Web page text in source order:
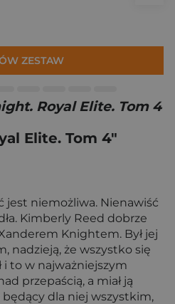
ZESTAW
Royal Elite. Tom 4
Elite. Tom 4"
jest niemożliwa. Nienawiść
Kimberly Reed dobrze
Knightem. Był jej
nadzieją, że wszystko się
i to w najważniejszym
przepaścią, a miał ją
będący dla niej wszystkim,